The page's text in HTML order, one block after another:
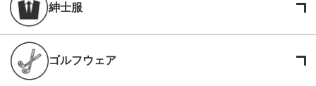
紳士服
ゴルフウェア